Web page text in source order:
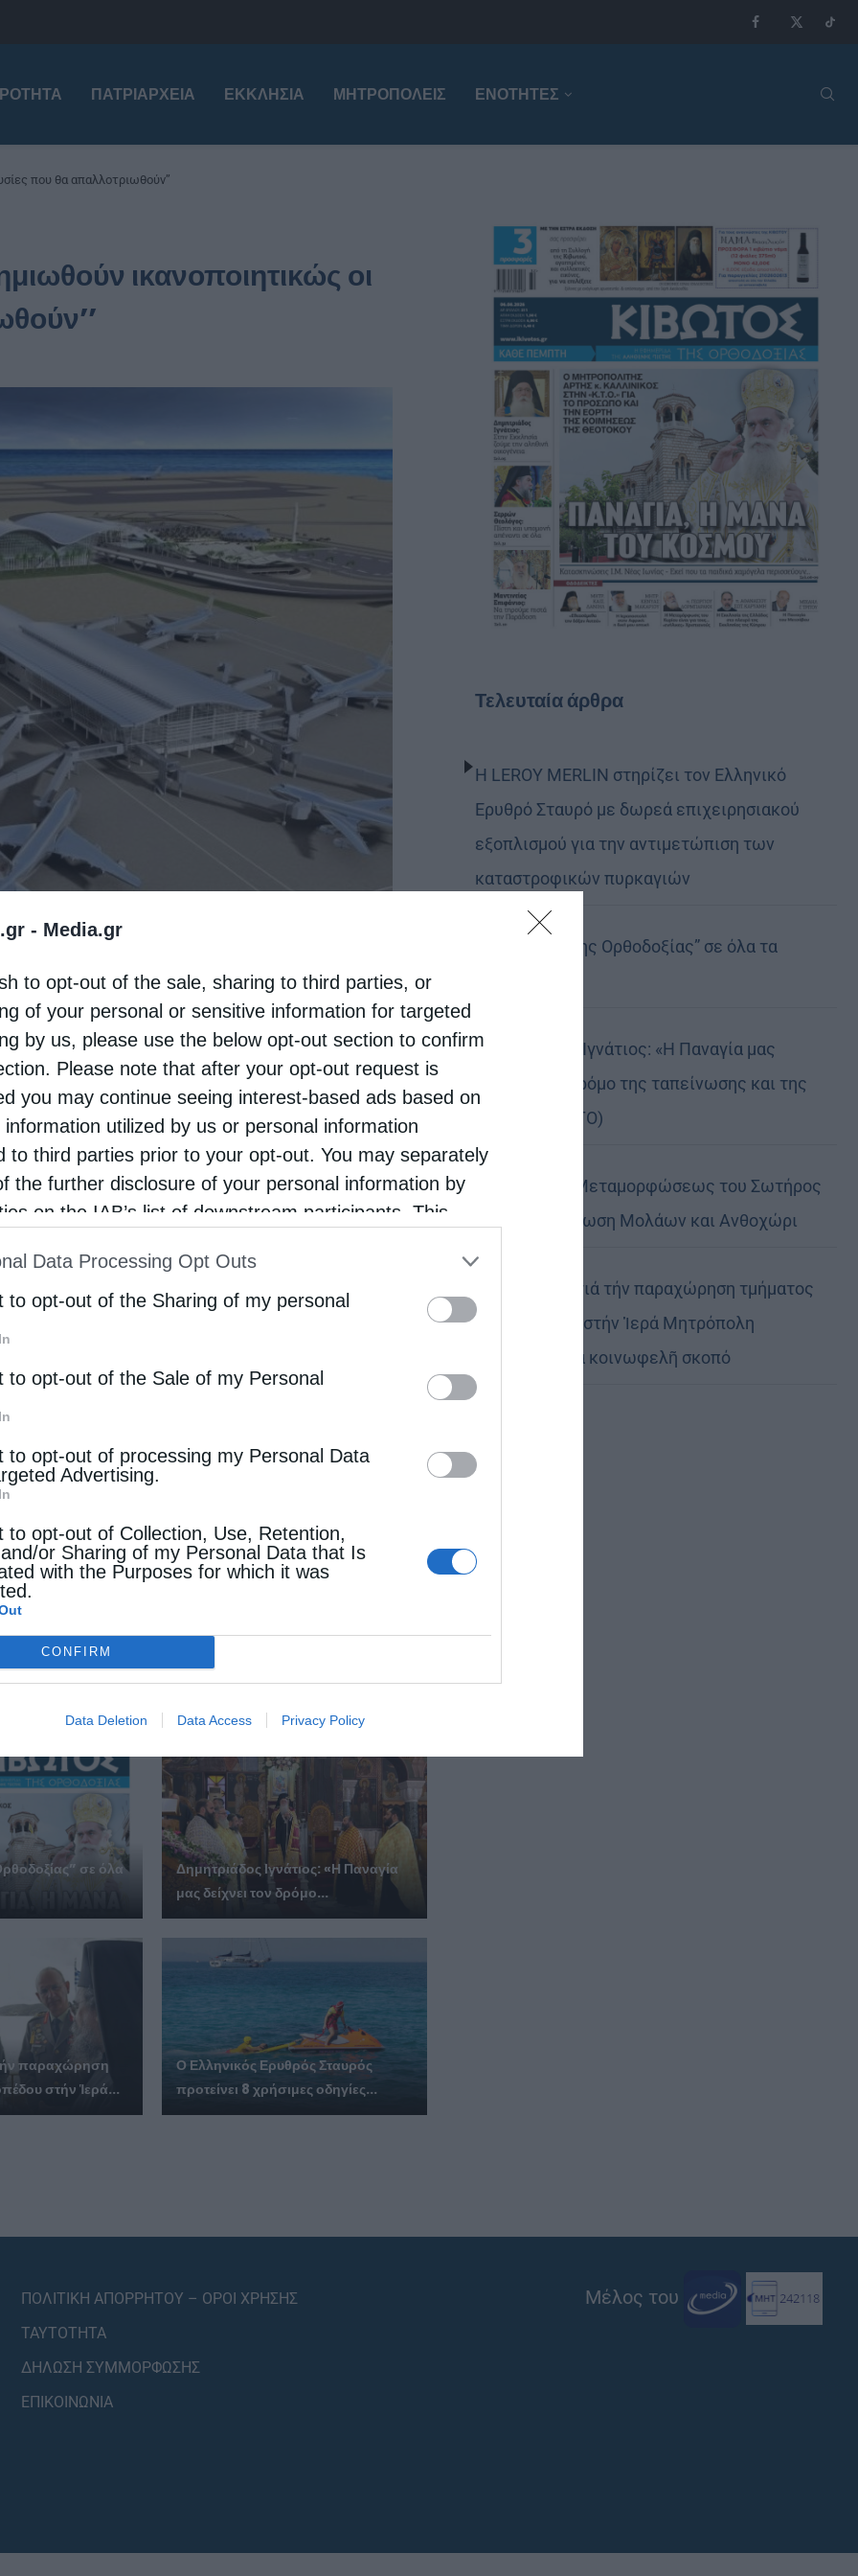
- Media.gr
to opt-out of the sale, sharing to third parties, or
of your personal or sensitive information for targeted
by us, please use the below opt-out section to confirm
Please note that after your opt-out request is
you may continue seeing interest-based ads based on
information utilized by us or personal information
to third parties prior to your opt-out. You may separately
the further disclosure of your personal information by
on the IAB’s list of downstream participants. This
of Downstream Participantsthat may further disclose it to
parties.
Data Processing Opt Outs
to opt-out of the Sharing of my personal
to opt-out of the Sale of my Personal
to opt-out of processing my Personal Data
Advertising.
to opt-out of Collection, Use, Retention,
or Sharing of my Personal Data that Is
with the Purposes for which it was
CONFIRM
Data Deletion Data Access Privacy Policy
ΠΑΤΡΙΑΡΧΕΊΑ ΕΚΚΛΗΣΊΑ ΜΗΤΡΟΠΌΛΕΙΣ ΕΝΟΤΗΤΕΣ
που θα απαλλοτριωθούν’’
ικανοποιητικώς οι
εξέδωσε η Ιερά Μητρόπολη
τονίζει την αναγκαιότητα ικανοποιητικών
Βιάννου με ιδιαίτερο ενδιαφέρον
του αεροδρομίου στο Καστέλλι, το
και εύφορη, από την οποία ζουν
παιδιά και νέοι άνθρωποι.
αγωνία του λαού του Θεού και κάνει
αποζημίωση των περιουσιών που θα
αλλά και για αντισταθμιστικά οφέλη
σε όλα
Δημητριάδος Ιγνάτιος: «Η Παναγία
μας δείχνει τον δρόμο...
τήν παραχώρηση
στήν Ἱερά...
Ο Ελληνικός Ερυθρός Σταυρός
προτείνει 8 χρήσιμες οδηγίες...
Τελευταία άρθρα
Η LEROY MERLIN στηρίζει τον Ελληνικό
Ερυθρό Σταυρό με δωρεά επιχειρησιακού
εξοπλισμού για την αντιμετώπιση των
καταστροφικών πυρκαγιών
Η “Κιβωτός της Ορθοδοξίας” σε όλα τα
Δημητριάδος Ιγνάτιος: «Η Παναγία μας
δείχνει τον δρόμο της ταπείνωσης και της
σιωπής» (ΦΩΤΟ)
Η εορτή της Μεταμορφώσεως του Σωτήρος
σε Μεταμόρφωση Μολάων και Ανθοχώρι
Εὐχαριστίες γιά τήν παραχώρηση τμήματος
στρατοπέδου στήν Ἱερά Μητρόπολη
Καστορίας γιά κοινωφελῆ σκοπό
ΠΟΛΙΤΙΚΗ ΑΠΟΡΡΗΤΟΥ – ΟΡΟΙ ΧΡΗΣΗΣ
ΤΑΥΤΟΤΗΤΑ
ΔΗΛΩΣΗ ΣΥΜΜΟΡΦΩΣΗΣ
ΕΠΙΚΟΙΝΩΝΙΑ
Μέλος του